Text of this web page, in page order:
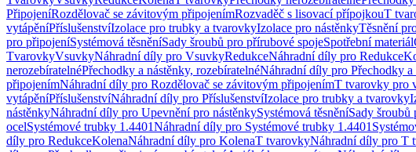
PřipojeníRozdělovač se závitovým připojenímRozvaděč s lisovací přípojkouT
vytápěníPříslušenstvíIzolace pro trubky a tvarovkyIzolace pro nástěnkyTěsnění
pro připojeníSystémová těsněníSady šroubů pro přírubové spojeSpotřební materiál
TvarovkyVsuvkyNáhradní díly pro VsuvkyRedukceNáhradní díly pro Redukce
nerozebíratelnéPřechodky a nástěnky, rozebíratelnéNáhradní díly pro Přechodky a
připojenímNáhradní díly pro Rozdělovač se závitovým připojenímT tvarovky pro
vytápěníPříslušenstvíNáhradní díly pro PříslušenstvíIzolace pro trubky a tvarovky
nástěnkyNáhradní díly pro Upevnění pro nástěnkySystémová těsněníSady šroubů
ocelSystémové trubky 1.4401Náhradní díly pro Systémové trubky 1.4401
díly pro RedukceKolenaNáhradní díly pro KolenaT tvarovkyNáhradní díly pro T